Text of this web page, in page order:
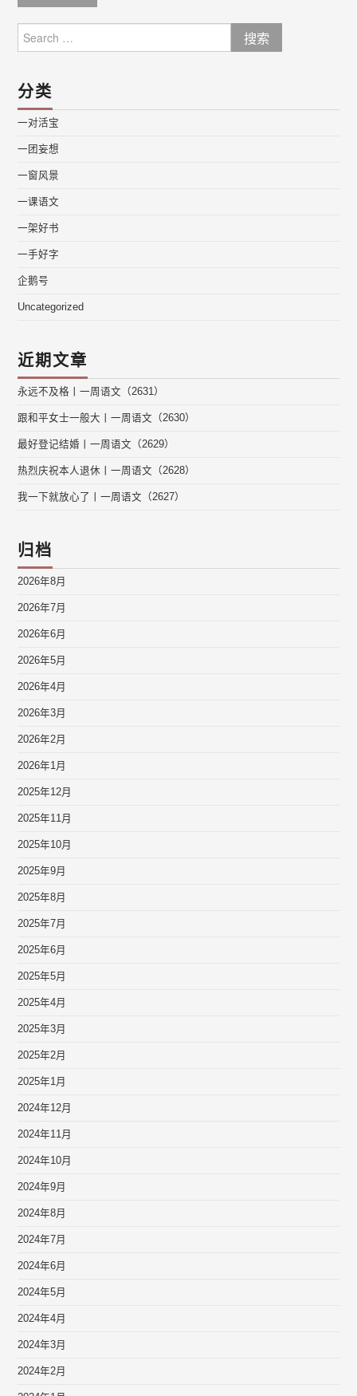
for:
分类
一对活宝
一团妄想
一窗风景
一课语文
一架好书
一手好字
企鹅号
Uncategorized
近期文章
永远不及格丨一周语文（2631）
跟和平女士一般大丨一周语文（2630）
最好登记结婚丨一周语文（2629）
热烈庆祝本人退休丨一周语文（2628）
我一下就放心了丨一周语文（2627）
归档
2026年8月
2026年7月
2026年6月
2026年5月
2026年4月
2026年3月
2026年2月
2026年1月
2025年12月
2025年11月
2025年10月
2025年9月
2025年8月
2025年7月
2025年6月
2025年5月
2025年4月
2025年3月
2025年2月
2025年1月
2024年12月
2024年11月
2024年10月
2024年9月
2024年8月
2024年7月
2024年6月
2024年5月
2024年4月
2024年3月
2024年2月